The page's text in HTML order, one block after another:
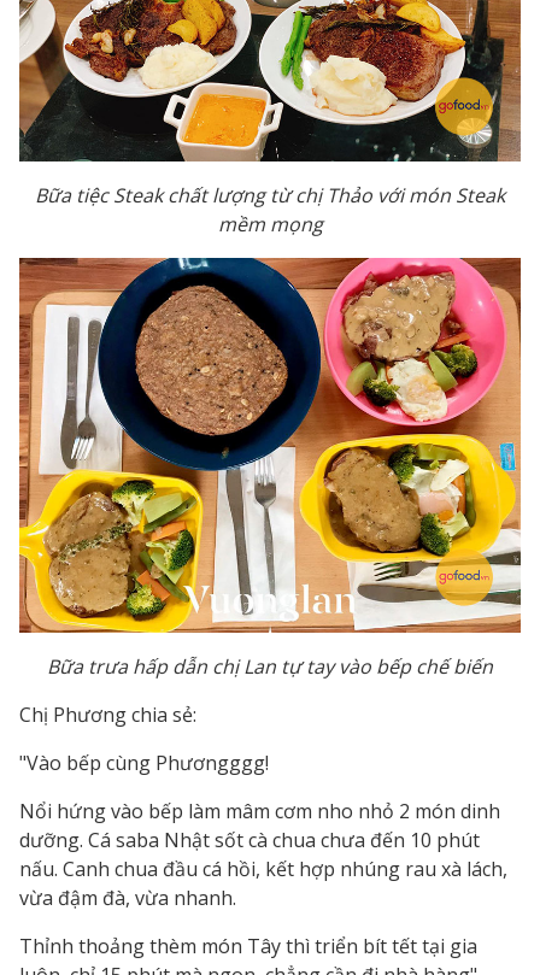
Bữa tiệc Steak chất lượng từ chị Thảo với món Steak
mềm mọng
Bữa trưa hấp dẫn chị Lan tự tay vào bếp chế biến
Chị Phương chia sẻ:
"Vào bếp cùng Phươngggg!
Nổi hứng vào bếp làm mâm cơm nho nhỏ 2 món dinh
dưỡng. Cá saba Nhật sốt cà chua chưa đến 10 phút
nấu. Canh chua đầu cá hồi, kết hợp nhúng rau xà lách,
vừa đậm đà, vừa nhanh.
Thỉnh thoảng thèm món Tây thì triển bít tết tại gia